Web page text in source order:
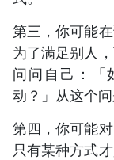
第三，你可能
为了满足别人
问问自己：「
动？」从这个
第四，你可能
只有某种方式